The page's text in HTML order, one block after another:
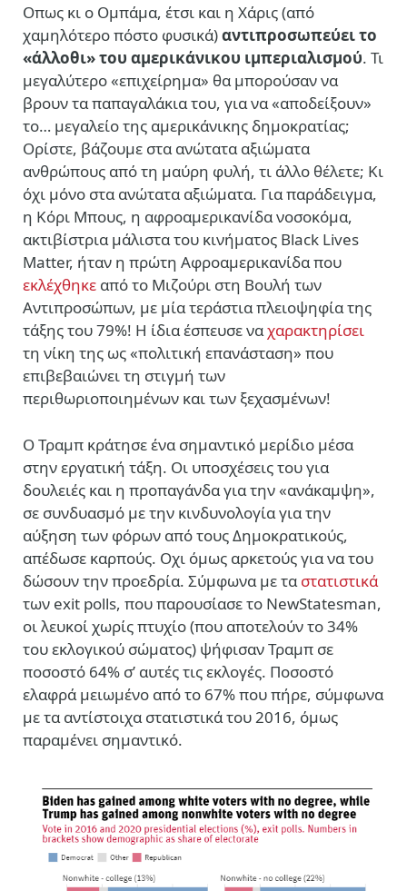
Οπως κι ο Ομπάμα, έτσι και η Χάρις (από
χαμηλότερο πόστο φυσικά)αντιπροσωπεύει το
«άλλοθι» του αμερικάνικου ιμπεριαλισμού. Τι
μεγαλύτερο «επιχείρημα» θα μπορούσαν να
βρουν τα παπαγαλάκια του, για να «αποδείξουν»
το… μεγαλείο της αμερικάνικης δημοκρατίας;
Ορίστε, βάζουμε στα ανώτατα αξιώματα
ανθρώπους από τη μαύρη φυλή, τι άλλο θέλετε; Κι
όχι μόνο στα ανώτατα αξιώματα. Για παράδειγμα,
η Κόρι Μπους, η αφροαμερικανίδα νοσοκόμα,
ακτιβίστρια μάλιστα του κινήματος Black Lives
Matter, ήταν η πρώτη Aφροαμερικανίδα που
εκλέχθηκε από το Μιζούρι στη Βουλή των
Αντιπροσώπων, με μία τεράστια πλειοψηφία της
τάξης του 79%! Η ίδια έσπευσε ναχαρακτηρίσει
τη νίκη της ως «πολιτική επανάσταση» που
επιβεβαιώνει τη στιγμή των
περιθωριοποιημένων και των ξεχασμένων!
Ο Τραμπ κράτησε ένα σημαντικό μερίδιο μέσα
στην εργατική τάξη. Οι υποσχέσεις του για
δουλειές και η προπαγάνδα για την «ανάκαμψη»,
σε συνδυασμό με την κινδυνολογία για την
αύξηση των φόρων από τους Δημοκρατικούς,
απέδωσε καρπούς. Οχι όμως αρκετούς για να του
δώσουν την προεδρία. Σύμφωνα με ταστατιστικά
των exit polls, που παρουσίασε το NewStatesman,
οι λευκοί χωρίς πτυχίο (που αποτελούν το 34%
του εκλογικού σώματος) ψήφισαν Τραμπ σε
ποσοστό 64% σ’ αυτές τις εκλογές. Ποσοστό
ελαφρά μειωμένο από το 67% που πήρε, σύμφωνα
με τα αντίστοιχα στατιστικά του 2016, όμως
παραμένει σημαντικό.